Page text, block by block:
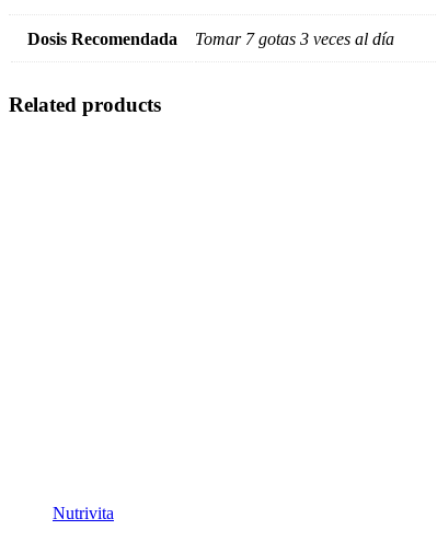
Dosis Recomendada Tomar 7 gotas 3 veces al día
Related products
Nutrivita